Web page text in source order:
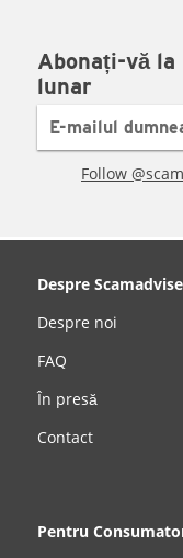
Abonați-vă
lunar
Follow
Pentru
Despre
Despre noi
FAQ
În presă
Contact